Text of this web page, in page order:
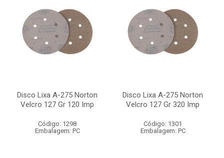
Disco Lixa A-275 Norton
Velcro 127 Gr 120 Imp
Código: 1298
Embalagem: PC
Disco Lixa A-275 Norton
Velcro 127 Gr 320 Imp
Código: 1301
Embalagem: PC